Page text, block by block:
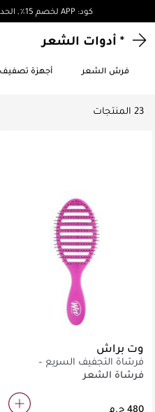
كود: APP لخصم 15٪, الحد الأدنى للتسوق 5,000 جنيه
* أدوات الشعر
فرش الشعر أجهزة
23 المنتجات
وت براش
فرشاة التجفيف السريع –
بنفسجي
فرشاة الشعر